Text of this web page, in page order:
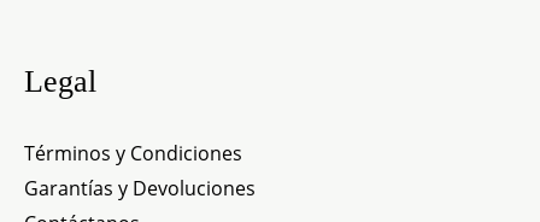
Legal
Términos y Condiciones
Garantías y Devoluciones